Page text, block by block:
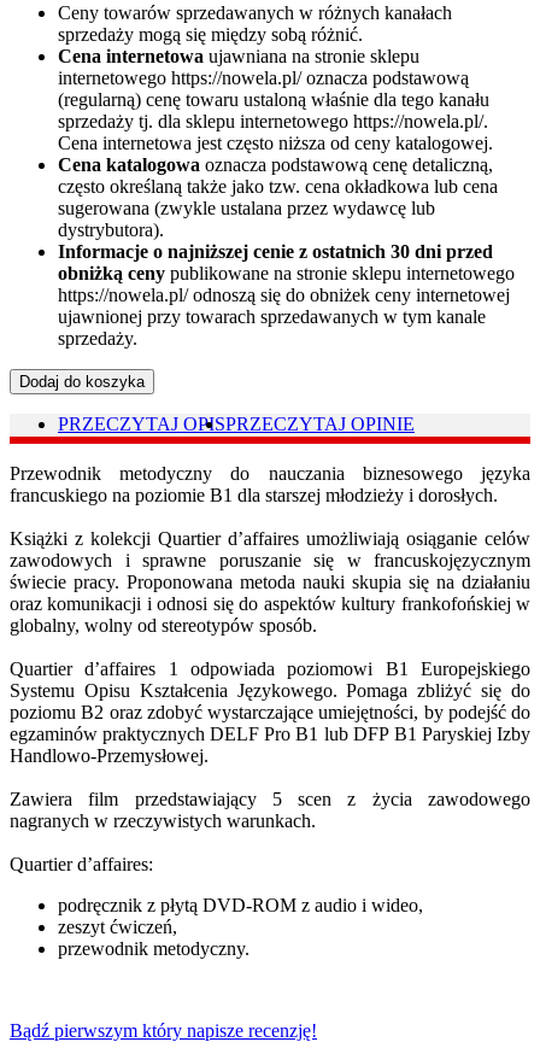
Ceny towarów sprzedawanych w różnych kanałach
sprzedaży mogą się między sobą różnić.
Cena internetowa ujawniana na stronie sklepu
internetowego https://nowela.pl/ oznacza podstawową
(regularną) cenę towaru ustaloną właśnie dla tego kanału
sprzedaży tj. dla sklepu internetowego https://nowela.pl/.
Cena internetowa jest często niższa od ceny katalogowej.
Cena katalogowa oznacza podstawową cenę detaliczną,
często określaną także jako tzw. cena okładkowa lub cena
sugerowana (zwykle ustalana przez wydawcę lub
dystrybutora).
Informacje o najniższej cenie z ostatnich 30 dni przed
obniżką ceny publikowane na stronie sklepu internetowego
https://nowela.pl/ odnoszą się do obniżek ceny internetowej
ujawnionej przy towarach sprzedawanych w tym kanale
sprzedaży.
Dodaj do koszyka
PRZECZYTAJ OPISPRZECZYTAJ OPINIE
Przewodnik metodyczny do nauczania biznesowego języka
francuskiego na poziomie B1 dla starszej młodzieży i dorosłych.
Książki z kolekcji Quartier d’affaires umożliwiają osiąganie celów
zawodowych i sprawne poruszanie się w francuskojęzycznym
świecie pracy. Proponowana metoda nauki skupia się na działaniu
oraz komunikacji i odnosi się do aspektów kultury frankofońskiej w
globalny, wolny od stereotypów sposób.
Quartier d’affaires 1 odpowiada poziomowi B1 Europejskiego
Systemu Opisu Kształcenia Językowego. Pomaga zbliżyć się do
poziomu B2 oraz zdobyć wystarczające umiejętności, by podejść do
egzaminów praktycznych DELF Pro B1 lub DFP B1 Paryskiej Izby
Handlowo-Przemysłowej.
Zawiera film przedstawiający 5 scen z życia zawodowego
nagranych w rzeczywistych warunkach.
Quartier d’affaires:
podręcznik z płytą DVD-ROM z audio i wideo,
zeszyt ćwiczeń,
przewodnik metodyczny.
Bądź pierwszym który napisze recenzję!